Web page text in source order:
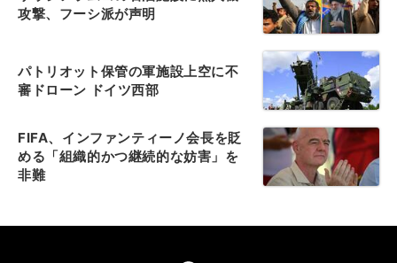
攻撃、フーシ派が声明
パトリオット保管の軍施設上空に不
審ドローン ドイツ西部
FIFA、インファンティーノ会長を貶
める「組織的かつ継続的な妨害」を
非難